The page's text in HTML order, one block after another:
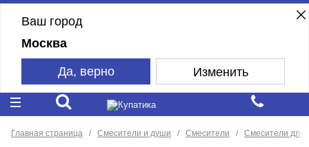
Ваш город
Москва
Да, верно Изменить
Главная страница Смесители и души Смесители Смесители для